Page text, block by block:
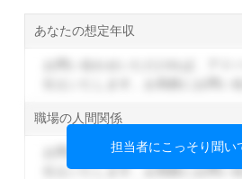
あなたの想定年収
職場の人間関係
お問い合わせいただければ、アド
伝えいたします。お気軽にお問い
担当者にこっそり聞い